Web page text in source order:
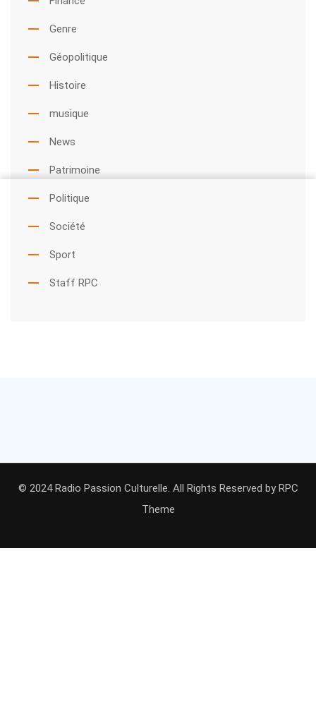
Genre
Géopolitique
Histoire
musique
News
Patrimoine
Politique
Société
Sport
Staff RPC
© 2024 Radio Passion Culturelle. All Rights Reserved byRPC
Theme